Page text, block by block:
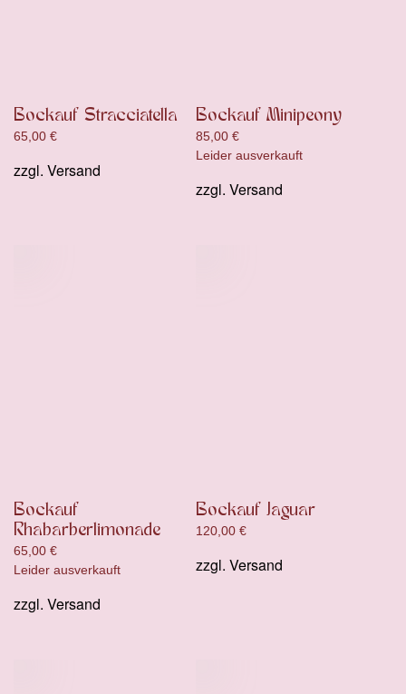
Bockauf Stracciatella
65,00 €
zzgl. Versand
Bockauf Minipeony
85,00 €
Leider ausverkauft
zzgl. Versand
Bockauf
Rhabarberlimonade
65,00 €
Leider ausverkauft
zzgl. Versand
Bockauf Jaguar
120,00 €
zzgl. Versand